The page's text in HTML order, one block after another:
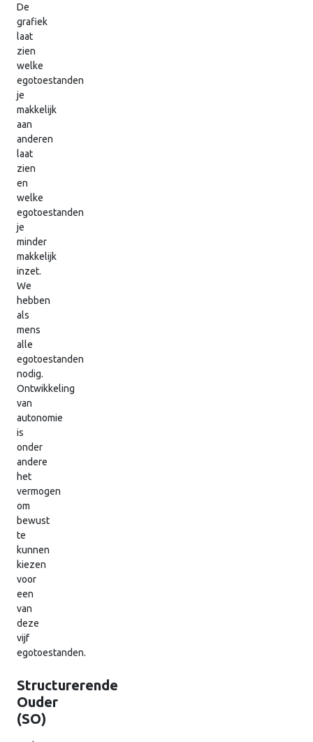
De
grafiek
laat
zien
welke
egotoestanden
je
makkelijk
aan
anderen
laat
zien
en
welke
egotoestanden
je
minder
makkelijk
inzet.
We
hebben
als
mens
alle
egotoestanden
nodig.
Ontwikkeling
van
autonomie
is
onder
andere
het
vermogen
om
bewust
te
kunnen
kiezen
voor
een
van
deze
vijf
egotoestanden.
Structurerende
Ouder
(SO)